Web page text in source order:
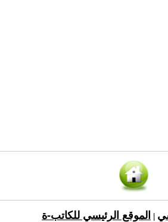
الموقع الرئيسي للكاتب-ة